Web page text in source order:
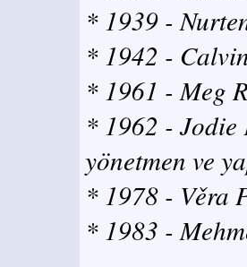
* 1939 -
* 1942 -
* 1961 - Meg
* 1962 - Jodie
yönetmen ve
* 1978 - Věra
* 1983 -